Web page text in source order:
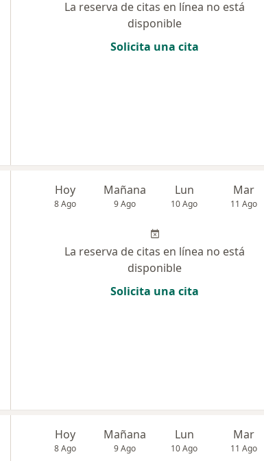
La reserva de citas en línea no está
disponible
Solicita una cita
Hoy
8 Ago
Mañana
9 Ago
Lun
10 Ago
Mar
11 Ago
La reserva de citas en línea no está
disponible
Solicita una cita
Hoy
8 Ago
Mañana
9 Ago
Lun
10 Ago
Mar
11 Ago